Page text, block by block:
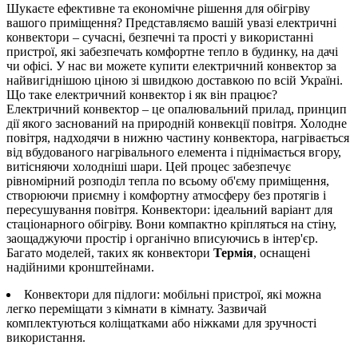
Шукаєте ефективне та економічне рішення для обігріву
вашого приміщення? Представляємо вашій увазі електричні
конвектори – сучасні, безпечні та прості у використанні
пристрої, які забезпечать комфортне тепло в будинку, на дачі
чи офісі. У нас ви можете купити електричний конвектор за
найвигіднішою ціною зі швидкою доставкою по всій Україні.
Що таке електричний конвектор і як він працює?
Електричний конвектор – це опалювальний прилад, принцип
дії якого заснований на природній конвекції повітря. Холодне
повітря, надходячи в нижню частину конвектора, нагрівається
від вбудованого нагрівального елемента і піднімається вгору,
витісняючи холодніші шари. Цей процес забезпечує
рівномірний розподіл тепла по всьому об'єму приміщення,
створюючи приємну і комфортну атмосферу без протягів і
пересушування повітря. Конвектори: ідеальний варіант для
стаціонарного обігріву. Вони компактно кріпляться на стіну,
заощаджуючи простір і органічно вписуючись в інтер'єр.
Багато моделей, таких як конвектори Термія, оснащені
надійними кронштейнами.
Конвектори для підлоги: мобільні пристрої, які можна
легко переміщати з кімнати в кімнату. Зазвичай
комплектуються коліщатками або ніжками для зручності
використання.